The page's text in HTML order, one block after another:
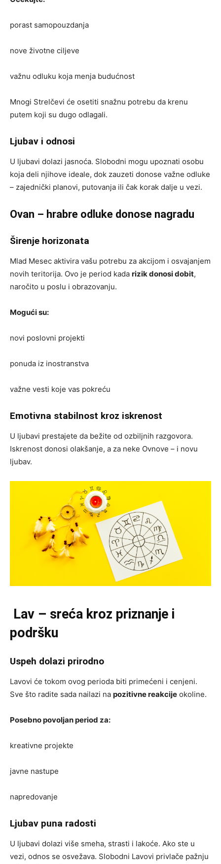
porast samopouzdanja
nove životne ciljeve
važnu odluku koja menja budućnost
Mnogi Strelčevi će osetiti snažnu potrebu da krenu
putem koji su dugo odlagali.
Ljubav i odnosi
U ljubavi dolazi jasnoća. Slobodni mogu upoznati osobu
koja deli njihove ideale, dok zauzeti donose važne odluke
– zajednički planovi, putovanja ili čak korak dalje u vezi.
Ovan – hrabre odluke donose nagradu
Širenje horizonata
Mlad Mesec aktivira vašu potrebu za akcijom i osvajanjem
novih teritorija. Ovo je period kada rizik donosi dobit,
naročito u poslu i obrazovanju.
Mogući su:
novi poslovni projekti
ponuda iz inostranstva
važne vesti koje vas pokreću
Emotivna stabilnost kroz iskrenost
U ljubavi prestajete da bežite od ozbiljnih razgovora.
Iskrenost donosi olakšanje, a za neke Ovnovе – i novu
ljubav.
Lav – sreća kroz priznanje i
podršku
Uspeh dolazi prirodno
Lavovi će tokom ovog perioda biti primećeni i cenjeni.
Sve što radite sada nailazi na pozitivne reakcije okoline.
Posebno povoljan period za:
kreativne projekte
javne nastupe
napredovanje
Ljubav puna radosti
U ljubavi dolazi više smeha, strasti i lakoće. Ako ste u
vezi, odnos se osvežava. Slobodni Lavovi privlače pažnju